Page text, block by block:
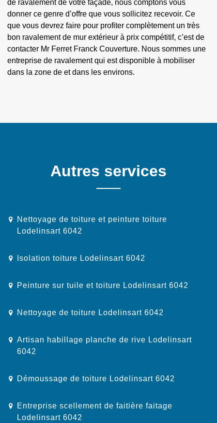
de ravalement de votre façade, nous comptons vous
donner ce genre d’offre que vous sollicitez recevoir. Ce
que vous devrez faire pour profiter complètement un très
bon ravalement de mur extérieur à prix compétitif, c’est de
contacter Mr Ferret Franck Couverture. Nous sommes une
entreprise de ravalement qui est disponible à mobiliser
dans la zone de et dans les environs.
Autres services
Nettoyage de toiture et peinture toiture
Lodelinsart 6042
Isolation toiture Lodelinsart 6042
Peinture sur tuile et toiture Lodelinsart 6042
Nettoyage de toiture Lodelinsart 6042
Artisan habillage planche de rive Lodelinsart
6042
Démoussage de toiture Lodelinsart 6042
Entreprise scellement de faitière faitage
Lodelinsart 6042